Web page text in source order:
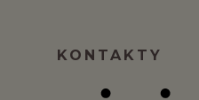
KONTAKTY